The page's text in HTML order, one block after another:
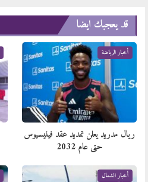
قد يعجبك ايضا
أخبار الرياضة
ريال مدريد يعلن تمديد عقد فينيسيوس
حتى عام 2032
أخبار الشمال